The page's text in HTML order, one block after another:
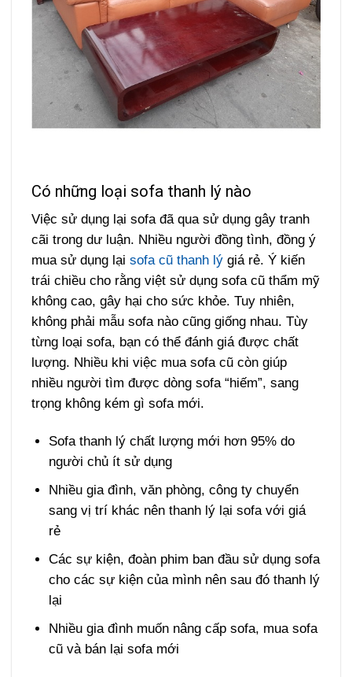
Có những loại sofa thanh lý nào
Việc sử dụng lại sofa đã qua sử dụng gây tranh
cãi trong dư luận. Nhiều người đồng tình, đồng ý
mua sử dụng lạisofa cũ thanh lý giá rẻ. Ý kiến
trái chiều cho rằng việt sử dụng sofa cũ thẩm mỹ
không cao, gây hại cho sức khỏe. Tuy nhiên,
không phải mẫu sofa nào cũng giống nhau. Tùy
từng loại sofa, bạn có thể đánh giá được chất
lượng. Nhiều khi việc mua sofa cũ còn giúp
nhiều người tìm được dòng sofa “hiếm”, sang
trọng không kém gì sofa mới.
Sofa thanh lý chất lượng mới hơn 95% do
người chủ ít sử dụng
Nhiều gia đình, văn phòng, công ty chuyển
sang vị trí khác nên thanh lý lại sofa với giá
rẻ
Các sự kiện, đoàn phim ban đầu sử dụng sofa
cho các sự kiện của mình nên sau đó thanh lý
lại
Nhiều gia đình muốn nâng cấp sofa, mua sofa
cũ và bán lại sofa mới